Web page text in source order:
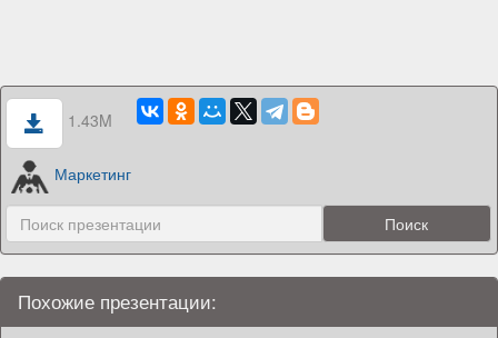
1.43M
Маркетинг
Похожие презентации: